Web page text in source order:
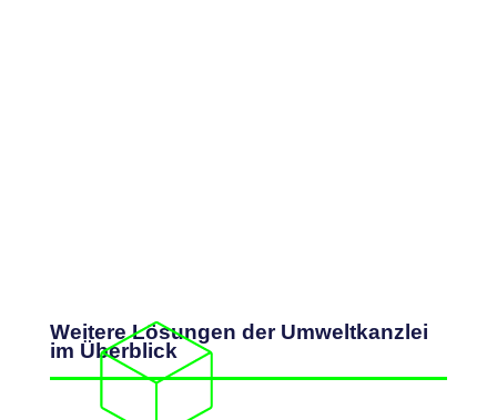
Weitere Lösungen der Umweltkanzlei
im Überblick